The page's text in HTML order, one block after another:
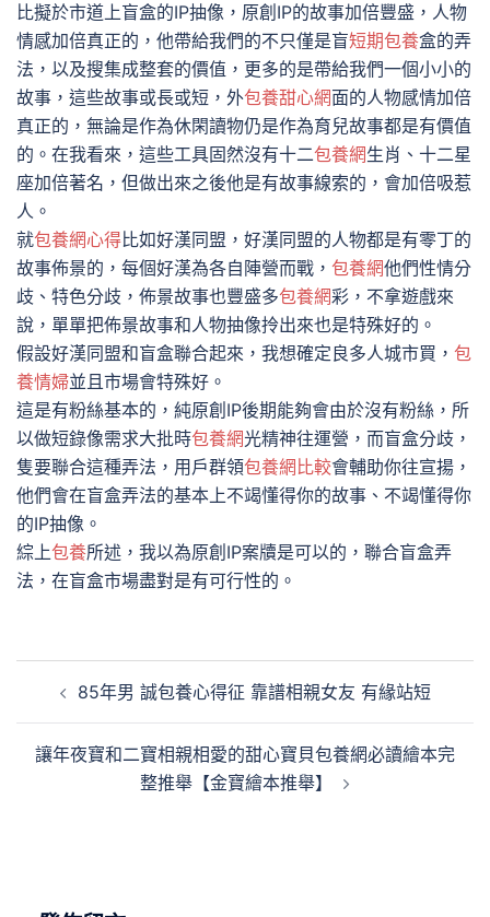
比擬於市道上盲盒的IP抽像，原創IP的故事加倍豐盛，人物
情感加倍真正的，他帶給我們的不只僅是盲短期包養盒的弄
法，以及搜集成整套的價值，更多的是帶給我們一個小小的
故事，這些故事或長或短，外包養甜心網面的人物感情加倍
真正的，無論是作為休閑讀物仍是作為育兒故事都是有價值
的。在我看來，這些工具固然沒有十二包養網生肖、十二星
座加倍著名，但做出來之後他是有故事線索的，會加倍吸惹
人。
就包養網心得比如好漢同盟，好漢同盟的人物都是有零丁的
故事佈景的，每個好漢為各自陣營而戰， 包養網他們性情分
歧、特色分歧，佈景故事也豐盛多包養網彩，不拿遊戲來
說，單單把佈景故事和人物抽像拎出來也是特殊好的。
假設好漢同盟和盲盒聯合起來，我想確定良多人城市買， 包
養情婦並且市場會特殊好。
這是有粉絲基本的，純原創IP後期能夠會由於沒有粉絲，所
以做短錄像需求大批時包養網光精神往運營，而盲盒分歧，
隻要聯合這種弄法，用戶群領包養網比較會輔助你往宣揚，
他們會在盲盒弄法的基本上不竭懂得你的故事、不竭懂得你
的IP抽像。
綜上包養所述，我以為原創IP案牘是可以的，聯合盲盒弄
法，在盲盒市場盡對是有可行性的。
覽
85年男 誠包養心得征 靠譜相親女友 有緣站短
讓年夜寶和二寶相親相愛的甜心寶貝包養網必讀繪本完
整推舉【金寶繪本推舉】